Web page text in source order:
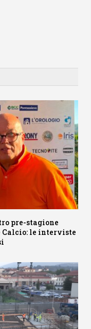
pre-stagione
Calcio: le interviste